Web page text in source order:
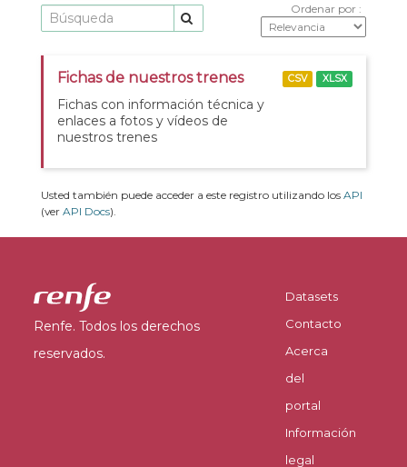
Ordenar por
Fichas de nuestros trenes
Fichas con información técnica y
enlaces a fotos y vídeos de
nuestros trenes
CSV XLSX
Usted también puede acceder a este registro utilizando los API
(ver API Docs).
Renfe. Todos los derechos
reservados.
Datasets
Contacto
Acerca
del
portal
Información
legal